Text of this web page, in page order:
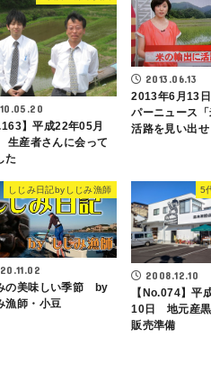
】平成22年05月
産者さんに会って
た
2013.06.13
2013年6月13
パーニュース
活路を見い出せ
しじみ日記byしじみ漁師
の美味しい季節 by
漁師・小豆
5
2008.12.10
【No.074】平
10日 地元産黒
販売準備